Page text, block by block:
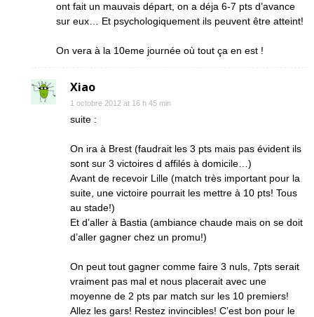
ont fait un mauvais départ, on a déja 6-7 pts d’avance
sur eux… Et psychologiquement ils peuvent être atteint!
On vera à la 10eme journée où tout ça en est !
Xiao
1 octobre 2012 at 16 h 45 min
suite :
On ira à Brest (faudrait les 3 pts mais pas évident ils
sont sur 3 victoires d affilés à domicile…)
Avant de recevoir Lille (match très important pour la
suite, une victoire pourrait les mettre à 10 pts! Tous
au stade!)
Et d’aller à Bastia (ambiance chaude mais on se doit
d’aller gagner chez un promu!)
On peut tout gagner comme faire 3 nuls, 7pts serait
vraiment pas mal et nous placerait avec une
moyenne de 2 pts par match sur les 10 premiers!
Allez les gars! Restez invincibles! C’est bon pour le